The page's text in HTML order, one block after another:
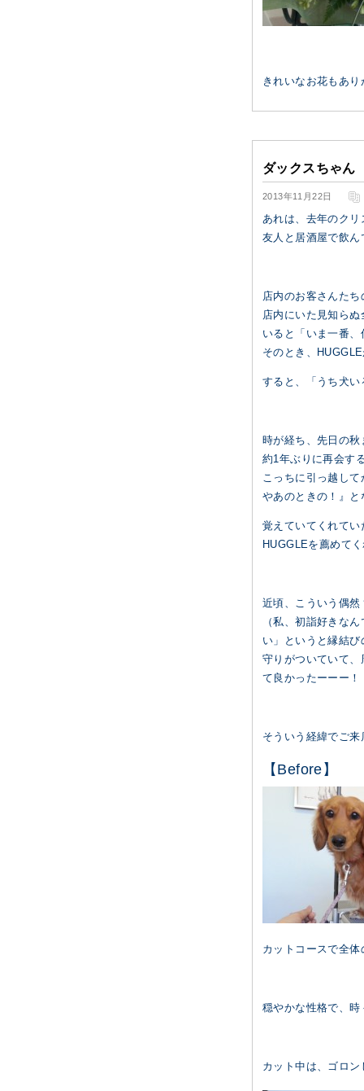
きれいなお花もあ
ダックスちゃん
2013年11月22日
あれは、去年のクリ
友人と居酒屋で飲ん
店内のお客さんた
店内にいた見知ら
いると「いま一番
そのとき、
すると、「うち犬
時が経ち、先日の秋
約1年ぶりに再会す
こっちに引っ越し
やあのときの！』
覚えていてくれて
HUGGLEを薦めて
近頃、こういう偶
（私、初詣好きな
い」というと縁結
守りがついていて
て良かったーーー！
そういう経緯でご
【Before】
カットコースで全
穏やかな性格で、
カット中は、ゴロ